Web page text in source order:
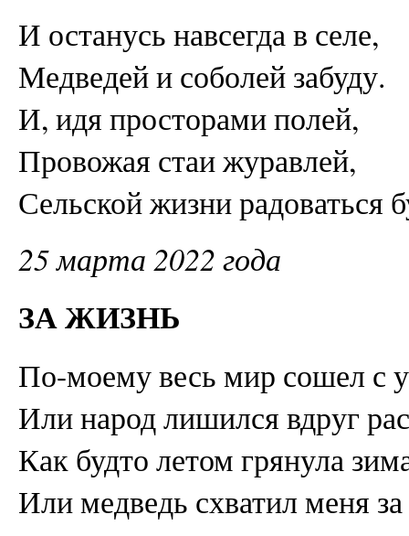
И останусь навсегда в селе,
Медведей и соболей забуду.
И, идя просторами полей,
Провожая стаи журавлей,
Сельской жизни радоваться
25 марта 2022 года
ЗА ЖИЗНЬ
По-моему весь мир сошел с
Или народ лишился вдруг
Как будто летом грянула
Или медведь схватил меня